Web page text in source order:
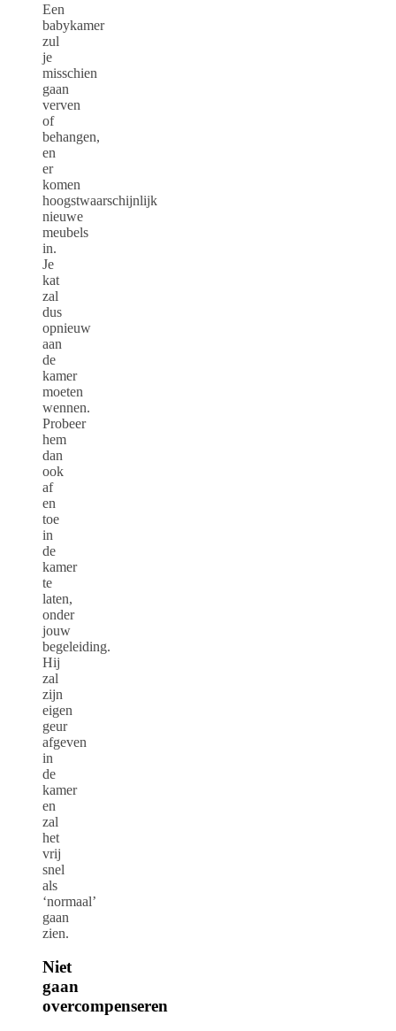
Een
babykamer
zul
je
misschien
gaan
verven
of
behangen,
en
er
komen
hoogstwaarschijnlijk
nieuwe
meubels
in.
Je
kat
zal
dus
opnieuw
aan
de
kamer
moeten
wennen.
Probeer
hem
dan
ook
af
en
toe
in
de
kamer
te
laten,
onder
jouw
begeleiding.
Hij
zal
zijn
eigen
geur
afgeven
in
de
kamer
en
zal
het
vrij
snel
als
‘normaal’
gaan
zien.
Niet
gaan
overcompenseren